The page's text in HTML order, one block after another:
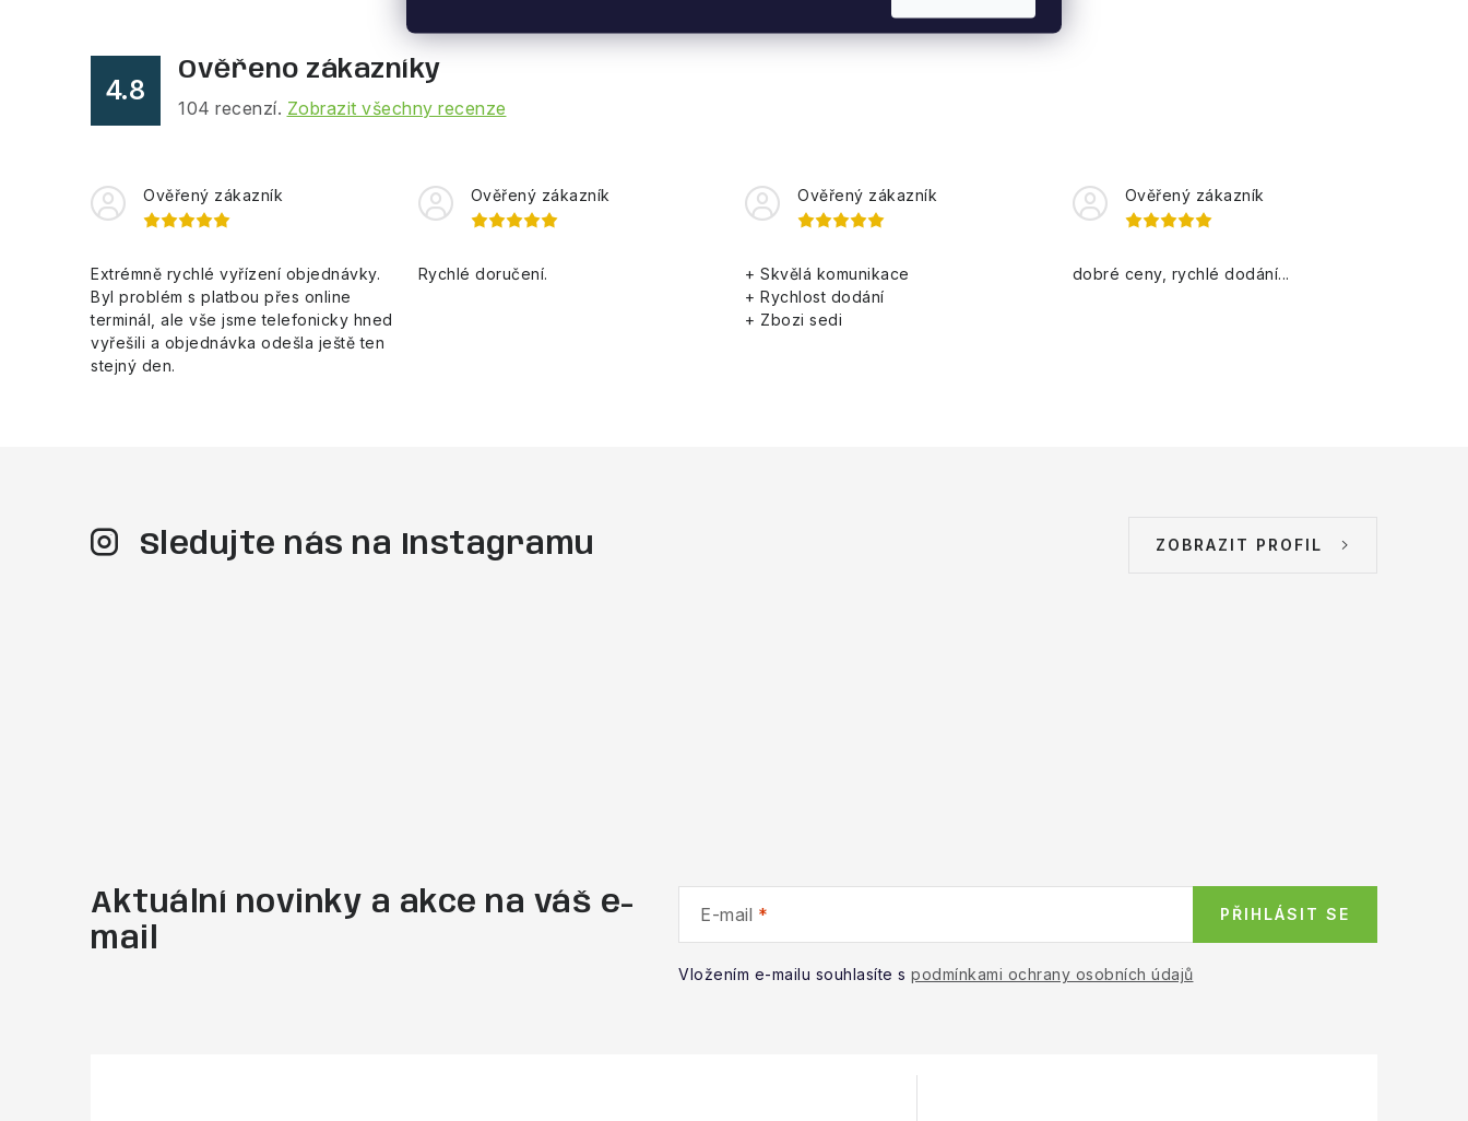
4.8
Ověřeno zákazníky
104 recenzí. Zobrazit všechny recenze
Ověřený zákazník
Extrémně rychlé vyřízení objednávky.
Byl problém s platbou přes online
terminál, ale vše jsme telefonicky hned
vyřešili a objednávka odešla ještě ten
stejný den.
Ověřený zákazník
Rychlé doručení.
Ověřený zákazník
+ Skvělá komunikace
+ Rychlost dodání
+ Zbozi sedi
Ověřený zákazník
dobré ceny, rychlé dodání...
Sledujte nás na Instagramu ZOBRAZIT PROFIL
Aktuální novinky a akce na váš e-
mail
E-mail
Vložením e-mailu souhlasíte s podmínkami ochrany osobních údajů
PŘIHLÁSIT SE